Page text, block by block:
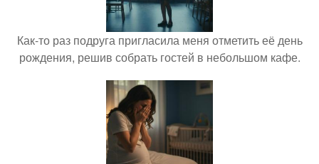
Как-то раз подруга пригласила меня отметить её день
рождения, решив собрать гостей в небольшом кафе.